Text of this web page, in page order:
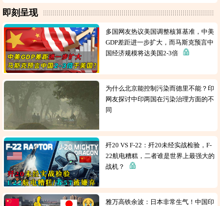
即刻呈现
多国网友热议美国调整核算基准，中美
GDP差距进一步扩大，而马斯克预言中
国经济规模将达美国2-3倍
为什么北京能控制污染而德里不能？印
网友探讨中印两国在污染治理方面的不
同
歼20 VS F-22：歼20未经实战检验，F-
22航电糟糕，二者谁是世界上最强大的
战机？
雅万高铁余波：日本非常生气！中国印